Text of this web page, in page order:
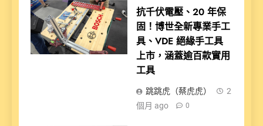
抗千伏電壓、20 年保
固！博世全新專業手工
具、VDE 絕緣手工具
上市，涵蓋逾百款實用
工具
跳跳虎（蔡虎虎）
2
個月 ago
0